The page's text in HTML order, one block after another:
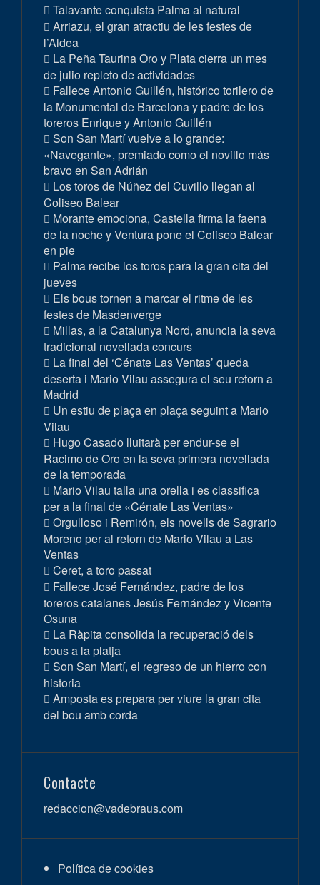
Talavante conquista Palma al natural
Arriazu, el gran atractiu de les festes de
l’Aldea
La Peña Taurina Oro y Plata cierra un mes
de julio repleto de actividades
Fallece Antonio Guillén, histórico torilero de
la Monumental de Barcelona y padre de los
toreros Enrique y Antonio Guillén
Son San Martí vuelve a lo grande:
«Navegante», premiado como el novillo más
bravo en San Adrián
Los toros de Núñez del Cuvillo llegan al
Coliseo Balear
Morante emociona, Castella firma la faena
de la noche y Ventura pone el Coliseo Balear
en pie
Palma recibe los toros para la gran cita del
jueves
Els bous tornen a marcar el ritme de les
festes de Masdenverge
Millas, a la Catalunya Nord, anuncia la seva
tradicional novellada concurs
La final del ‘Cénate Las Ventas’ queda
deserta i Mario Vilau assegura el seu retorn a
Madrid
Un estiu de plaça en plaça seguint a Mario
Vilau
Hugo Casado lluitarà per endur-se el
Racimo de Oro en la seva primera novellada
de la temporada
Mario Vilau talla una orella i es classifica
per a la final de «Cénate Las Ventas»
Orgulloso i Remirón, els novells de Sagrario
Moreno per al retorn de Mario Vilau a Las
Ventas
Ceret, a toro passat
Fallece José Fernández, padre de los
toreros catalanes Jesús Fernández y Vicente
Osuna
La Ràpita consolida la recuperació dels
bous a la platja
Son San Martí, el regreso de un hierro con
historia
Amposta es prepara per viure la gran cita
del bou amb corda
Contacte
redaccion@vadebraus.com
Política de cookies